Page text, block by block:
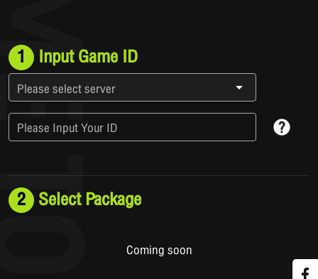
1 Input Game ID
Please select server
Please Input Your ID
2 Select Package
Coming soon